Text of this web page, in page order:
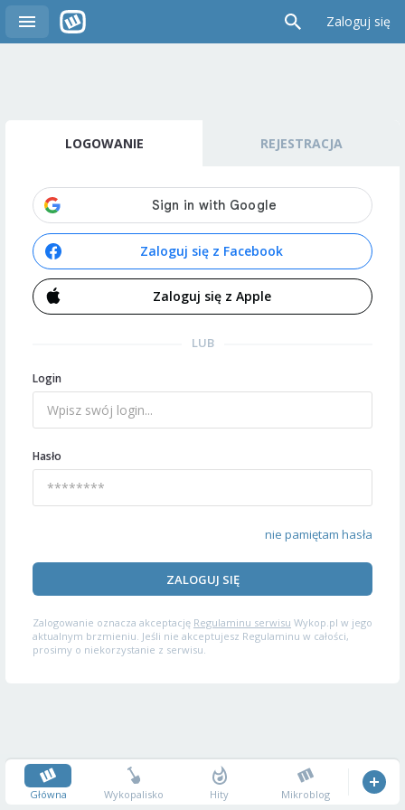
Zaloguj się
LOGOWANIE REJESTRACJA
Zaloguj się z Facebook
Zaloguj się z Apple
LUB
Login
Hasło
nie pamiętam hasła
ZALOGUJ SIĘ
Zalogowanie oznacza akceptację Regulaminu serwisu Wykop.pl w jego
aktualnym brzmieniu. Jeśli nie akceptujesz Regulaminu w całości,
prosimy o niekorzystanie z serwisu.
Główna Wykopalisko Hity Mikroblog